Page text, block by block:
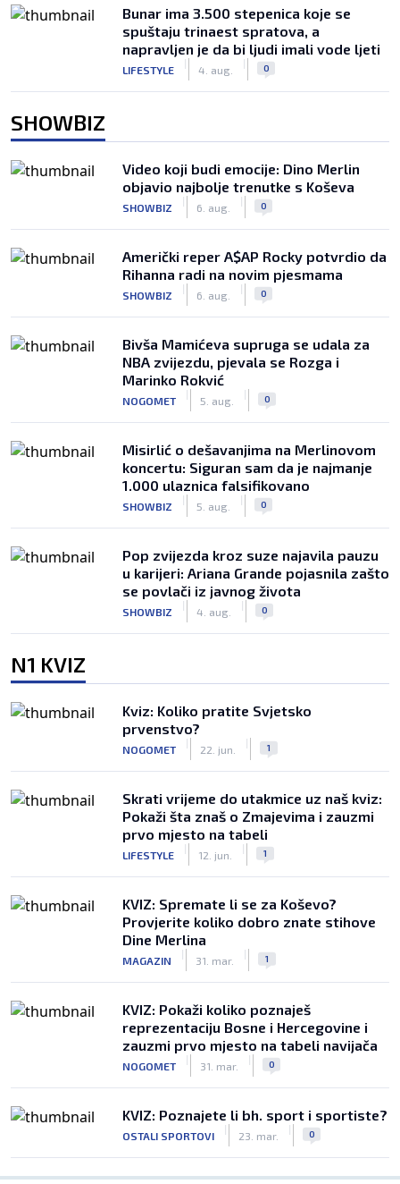
Bunar imа 3.500 stepenica koje se
spuštaju trinaest spratova, a
napravljen je da bi ljudi imali vode ljeti
LIFESTYLE
|
4. aug.
| 0
SHOWBIZ
Video koji budi emocije: Dino Merlin
objavio najbolje trenutke s Koševa
SHOWBIZ
|
6. aug.
| 0
Američki reper A$AP Rocky potvrdio da
Rihanna radi na novim pjesmama
SHOWBIZ
|
6. aug.
| 0
Bivša Mamićeva supruga se udala za
NBA zvijezdu, pjevala se Rozga i
Marinko Rokvić
NOGOMET
|
5. aug.
| 0
Misirlić o dešavanjima na Merlinovom
koncertu: Siguran sam da je najmanje
1.000 ulaznica falsifikovano
SHOWBIZ
|
5. aug.
| 0
Pop zvijezda kroz suze najavila pauzu
u karijeri: Ariana Grande pojasnila zašto
se povlači iz javnog života
SHOWBIZ
|
4. aug.
| 0
N1 KVIZ
Kviz: Koliko pratite Svjetsko
prvenstvo?
NOGOMET
|
22. jun.
| 1
Skrati vrijeme do utakmice uz naš kviz:
Pokaži šta znaš o Zmajevima i zauzmi
prvo mjesto na tabeli
LIFESTYLE
|
12. jun.
| 1
KVIZ: Spremate li se za Koševo?
Provjerite koliko dobro znate stihove
Dine Merlina
MAGAZIN
|
31. mar.
| 1
KVIZ: Pokaži koliko poznaješ
reprezentaciju Bosne i Hercegovine i
zauzmi prvo mjesto na tabeli navijača
NOGOMET
|
31. mar.
| 0
KVIZ: Poznajete li bh. sport i sportiste?
OSTALI SPORTOVI
|
23. mar.
| 0